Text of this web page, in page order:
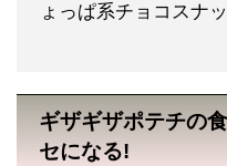
ょっぱ系チョコスナッ
ギザギザポテチの
セになる!